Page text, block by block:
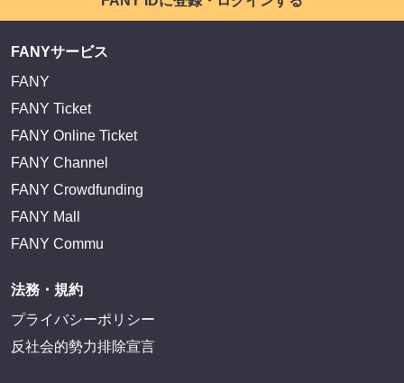
FANYサービス
FANY
FANY Ticket
FANY Online Ticket
FANY Channel
FANY Crowdfunding
FANY Mall
FANY Commu
法務・規約
プライバシーポリシー
反社会的勢力排除宣言